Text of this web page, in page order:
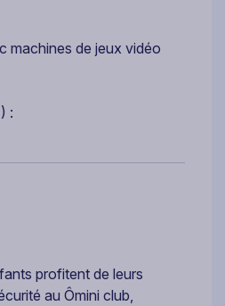
machines de jeux vidéo
:
profitent de leurs
au Ômini club,